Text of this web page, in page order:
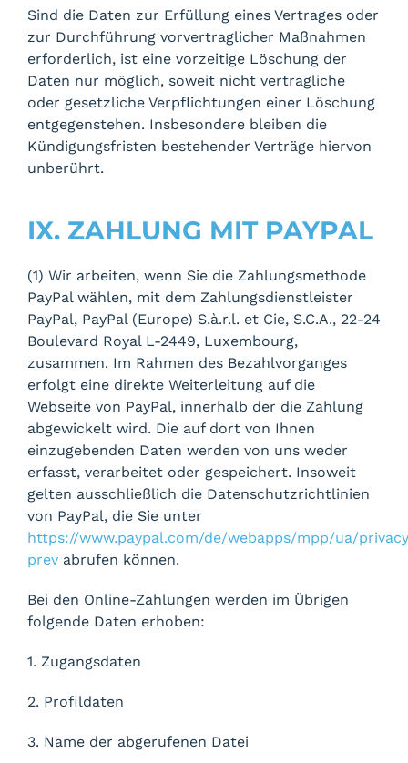
Sind die Daten zur Erfüllung eines Vertrages oder
zur Durchführung vorvertraglicher Maßnahmen
erforderlich, ist eine vorzeitige Löschung der
Daten nur möglich, soweit nicht vertragliche
oder gesetzliche Verpflichtungen einer Löschung
entgegenstehen. Insbesondere bleiben die
Kündigungsfristen bestehender Verträge hiervon
unberührt.
IX. ZAHLUNG MIT PAYPAL
(1) Wir arbeiten, wenn Sie die Zahlungsmethode
PayPal wählen, mit dem Zahlungsdienstleister
PayPal, PayPal (Europe) S.à.r.l. et Cie, S.C.A., 22-24
Boulevard Royal L-2449, Luxembourg,
zusammen. Im Rahmen des Bezahlvorganges
erfolgt eine direkte Weiterleitung auf die
Webseite von PayPal, innerhalb der die Zahlung
abgewickelt wird. Die auf dort von Ihnen
einzugebenden Daten werden von uns weder
erfasst, verarbeitet oder gespeichert. Insoweit
gelten ausschließlich die Datenschutzrichtlinien
von PayPal, die Sie unter
https://www.paypal.com/de/webapps/mpp/ua/
prev abrufen können.
Bei den Online-Zahlungen werden im Übrigen
folgende Daten erhoben:
1. Zugangsdaten
2. Profildaten
3. Name der abgerufenen Datei